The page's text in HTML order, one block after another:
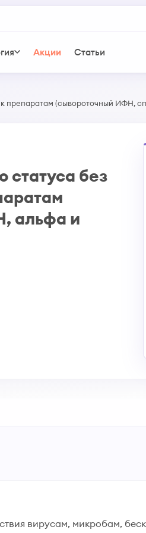
Акции Статьи
к препаратам (сывороточный
статуса без
альфа и
вирусам, микробам,